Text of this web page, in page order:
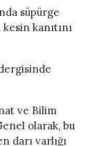
süpürge
kanıtını
ve Bilim
olarak, bu
darı varlığı